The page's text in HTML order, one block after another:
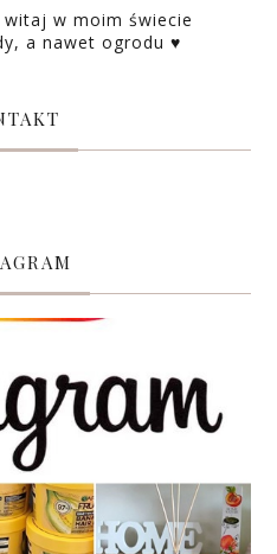
witaj w moim świecie
a nawet ogrodu ♥